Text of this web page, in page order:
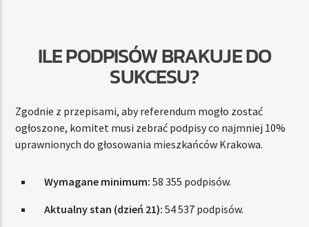
ILE PODPISÓW BRAKUJE DO
SUKCESU?
Zgodnie z przepisami, aby referendum mogło zostać
ogłoszone, komitet musi zebrać podpisy co najmniej 10%
uprawnionych do głosowania mieszkańców Krakowa.
Wymagane minimum: 58 355 podpisów.
Aktualny stan (dzień 21): 54 537 podpisów.